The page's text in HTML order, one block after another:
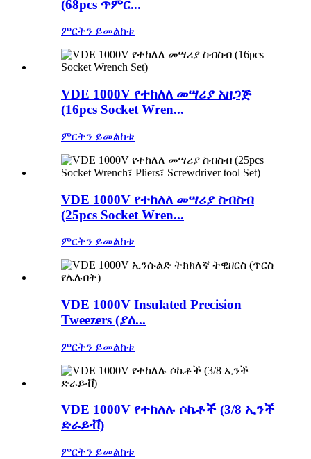
(68pcs ጥምር...
ምርትን ይመልከቱ
VDE 1000V የተከለለ መሣሪያ አዘጋጅ
(16pcs Socket Wren...
ምርትን ይመልከቱ
VDE 1000V የተከለለ መሣሪያ ስብስብ
(25pcs Socket Wren...
ምርትን ይመልከቱ
VDE 1000V Insulated Precision
Tweezers (ያለ...
ምርትን ይመልከቱ
VDE 1000V የተከለሉ ሶኬቶች (3/8 ኢንች
ድራይቭ)
ምርትን ይመልከቱ